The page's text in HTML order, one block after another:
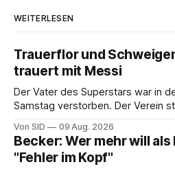
WEITERLESEN
Trauerflor und
trauert mit Messi
Der Vater des Superstars war in
Samstag verstorben. Der Verein
Von SID 09 Aug. 2026
Becker: Wer mehr will
"Fehler im Kopf"